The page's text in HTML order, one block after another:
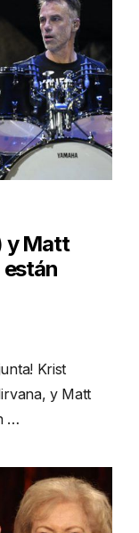
y Matt
están
Krist
y Matt
…